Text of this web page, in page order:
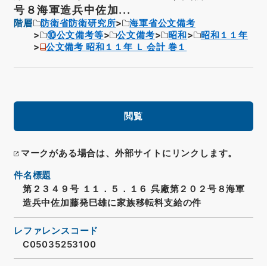
号８海軍造兵中佐加...
階層 防衛省防衛研究所
海軍省公文備考
⑩公文備考等
公文備考 昭和
昭和１１年
公文備考 昭和１１年 Ｌ 会計 巻１
閲覧
マークがある場合は、外部サイトにリンクします。
件名標題
第２３４９号 １１．５．１６ 呉廠第２０２号８海軍
造兵中佐加藤発巳雄に家族移転料支給の件
レファレンスコード
C05035253100